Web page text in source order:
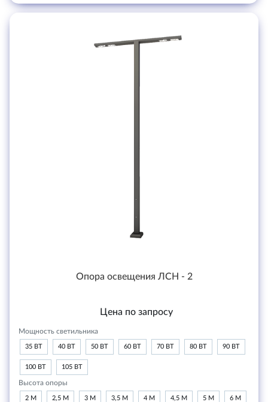
Опора освещения ЛСН - 2
Цена по запросу
Мощность светильника
35 ВТ 40 ВТ 50 ВТ 60 ВТ 70 ВТ 80 ВТ 90 ВТ
100 ВТ 105 ВТ
Высота опоры
2 М 2,5 М 3 М 3,5 М 4 М 4,5 М 5 М 6 М